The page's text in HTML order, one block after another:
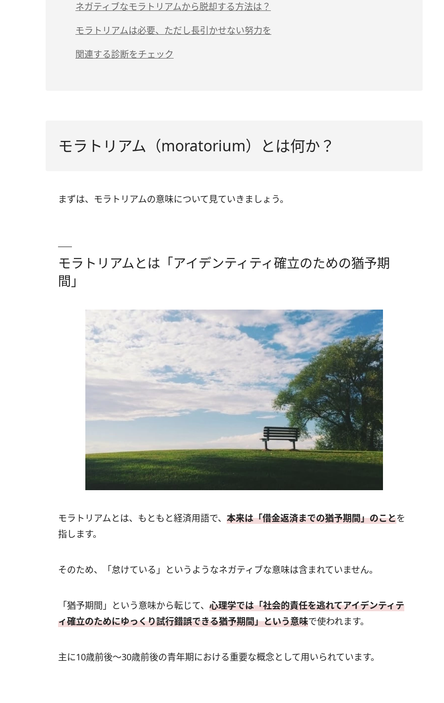
ネガティブなモラトリアムから脱却する方法は？
モラトリアムは必要、ただし長引かせない努力を
関連する診断をチェック
モラトリアム（moratorium）とは何か？
まずは、モラトリアムの意味について見ていきましょう。
モラトリアムとは「アイデンティティ確立のための猶予期
間」
モラトリアムとは、もともと経済用語で、 本来は「借金返済までの猶予期間」のことを
指します。
そのため、「怠けている」というようなネガティブな意味は含まれていません。
「猶予期間」という意味から転じて、 心理学では「社会的責任を逃れてアイデンティテ
ィ確立のためにゆっくり試行錯誤できる猶予期間」という意味で使われます。
主に10歳前後～30歳前後の青年期における重要な概念として用いられています。